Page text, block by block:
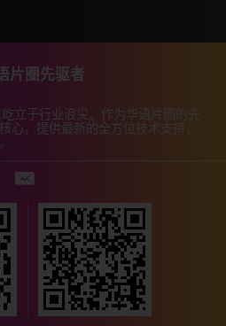
片圈先驱者
立于行业浪尖。作为华语片圈的先
心，提供最新的全方位技术支持，